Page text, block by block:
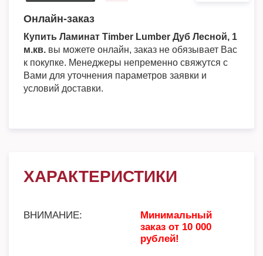
Онлайн-заказ
Купить Ламинат Timber Lumber Дуб Лесной, 1
м.кв. вы можете онлайн, заказ не обязывает Вас
к покупке. Менеджеры непременно свяжутся с
Вами для уточнения параметров заявки и
условий доставки.
ХАРАКТЕРИСТИКИ
ВНИМАНИЕ:
Минимальный
заказ от 10 000
рублей!